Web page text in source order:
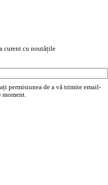
curent cu noutățile
permisiunea de a vă trimite email-
moment.